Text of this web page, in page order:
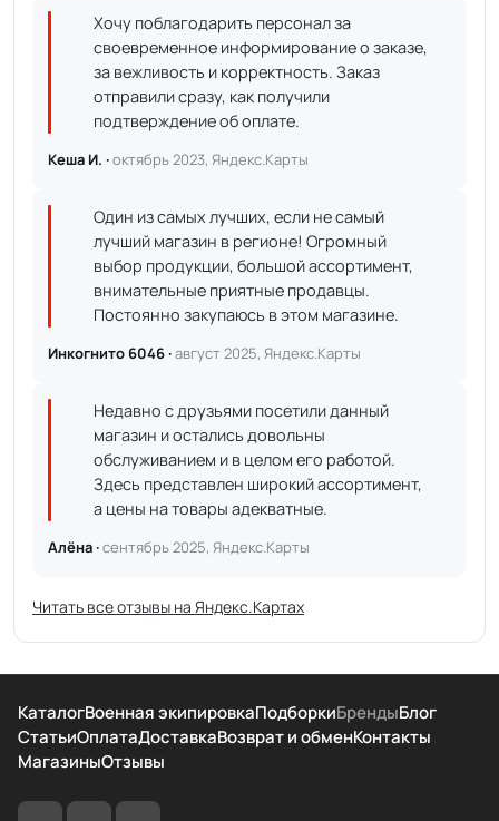
Хочу поблагодарить персонал за
своевременное информирование о заказе,
за вежливость и корректность. Заказ
отправили сразу, как получили
подтверждение об оплате.
Кеша И. ·октябрь 2023, Яндекс.Карты
Один из самых лучших, если не самый
лучший магазин в регионе! Огромный
выбор продукции, большой ассортимент,
внимательные приятные продавцы.
Постоянно закупаюсь в этом магазине.
Инкогнито 6046 ·август 2025, Яндекс.Карты
Недавно с друзьями посетили данный
магазин и остались довольны
обслуживанием и в целом его работой.
Здесь представлен широкий ассортимент,
а цены на товары адекватные.
Алёна ·сентябрь 2025, Яндекс.Карты
Читать все отзывы на Яндекс.Картах
КаталогВоенная экипировкаПодборкиБрендыБлог
СтатьиОплатаДоставкаВозврат и обменКонтакты
МагазиныОтзывы